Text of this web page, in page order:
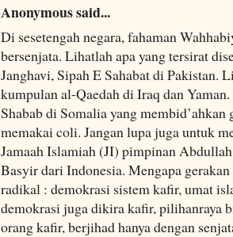
Anonymous said...
Di sesetengah negara, fahaman
bersenjata. Lihatlah apa yang tersirat
Janghavi, Sipah E Sahabat di Pakistan.
kumpulan al-Qaedah di Iraq dan
Shabab di Somalia yang
memakai coli. Jangan lupa juga untuk
Jamaah Islamiah (JI) pimpinan
Basyir dari Indonesia. Mengapa
radikal : demokrasi sistem kafir, umat
demokrasi juga dikira kafir, pilihanraya
orang kafir, berjihad hanya dengan